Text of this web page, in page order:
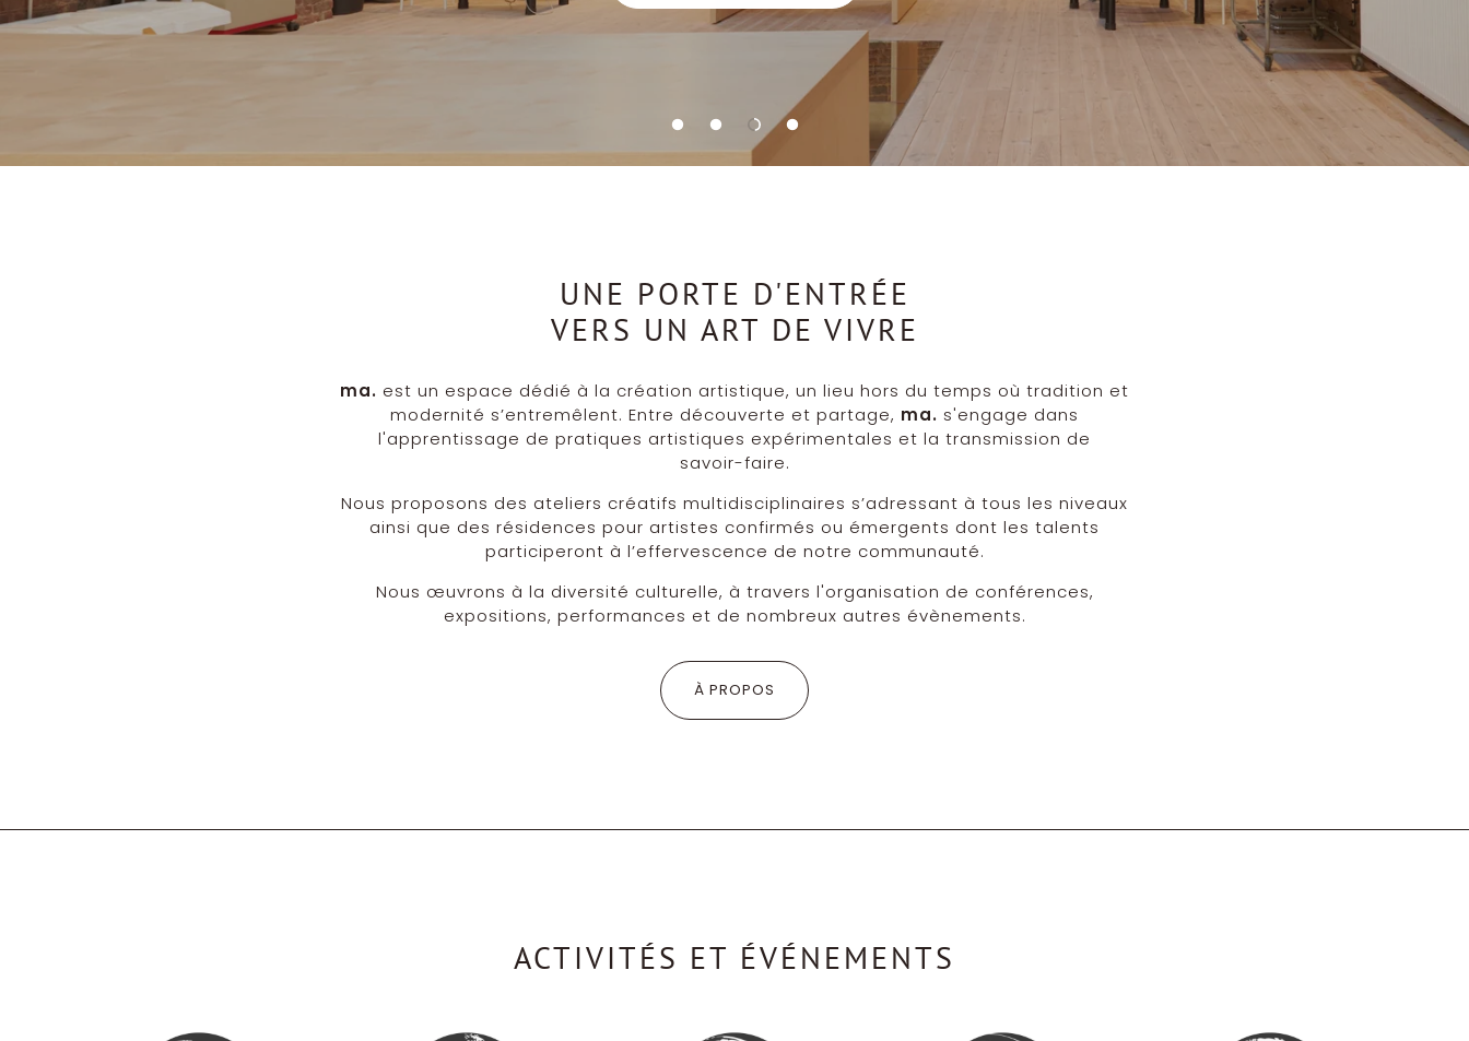
UNE PORTE D'ENTRÉE
VERS UN ART DE VIVRE
ma. est un espace dédié à la création artistique, un lieu hors du temps où tradition et
modernité s’entremêlent. Entre découverte et partage, ma. s'engage dans
l'apprentissage de pratiques artistiques expérimentales et la transmission de
savoir-faire.
Nous proposons des ateliers créatifs multidisciplinaires s’adressant à tous les niveaux
ainsi que des résidences pour artistes confirmés ou émergents dont les talents
participeront à l’effervescence de notre communauté.
Nous œuvrons à la diversité culturelle, à travers l'organisation de conférences,
expositions, performances et de nombreux autres évènements.
À PROPOS
ACTIVITÉS ET ÉVÉNEMENTS